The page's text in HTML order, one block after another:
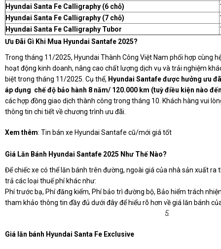
Hyundai Santa Fe Calligraphy (6 chỗ)
Hyundai Santa Fe Calligraphy (7 chỗ)
Hyundai Santa Fe Calligraphy Tubor
Ưu Đãi Gì Khi Mua Hyundai Santafe 2025?
Trong tháng 11/2025, Hyundai Thành Công Việt Nam phối hợp cùng
hoạt động kinh doanh, nâng cao chất lượng dịch vụ và trải nghiệm
biệt trong tháng 11/2025. Cụ thể, Hyundai Santafe được hưởng ưu
áp dụng chế độ bảo hành 8 năm/ 120.000 km (tuỳ điều kiện nào
các hợp đồng giao dịch thành công trong tháng 10. Khách hàng vui
thông tin chi tiết về chương trình ưu đãi.
Xem thêm: Tin bán xe Hyundai Santafe cũ/mới giá tốt
Giá Lăn Bánh Hyundai Santafe 2025 Như Thế Nào?
Để chiếc xe có thể lăn bánh trên đường, ngoài giá của nhà sản xuất ra
trả các loại thuế phí khác như:
Phí trước bạ, Phí đăng kiểm, Phí bảo trì đường bộ, Bảo hiểm trách
tham khảo thông tin đầy đủ dưới đây để hiểu rõ hơn về giá lăn bánh
5.
Giá lăn bánh Hyundai Santa Fe Exclusive